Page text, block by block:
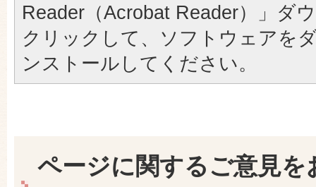
Reader（Acrobat Reader）」ダ
クリックして、ソフトウェアを
ンストールしてください。
ページに関するご意見を